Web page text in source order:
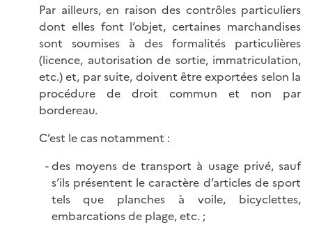
Par ailleurs, en raison des contrôles particuliers
dont elles font l’objet, certaines marchandises
sont soumises à des formalités particulières
(licence, autorisation de sortie, immatriculation,
etc.) et, par suite, doivent être exportées selon la
procédure de droit commun et non par
bordereau.
C’est le cas notamment :
des moyens de transport à usage privé, sauf
s’ils présentent le caractère d’articles de sport
tels que planches à voile, bicyclettes,
embarcations de plage, etc. ;